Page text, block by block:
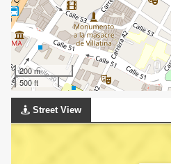
200 m
500 ft
Street View